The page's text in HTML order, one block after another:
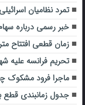
تمرد نظامیان
خبر رسمی درباره سهام
زمان قطعی افتتاح
تحریم فرانسه علیه
ماجرا فرود مشکوک
جدول زمانبندی قطع برق